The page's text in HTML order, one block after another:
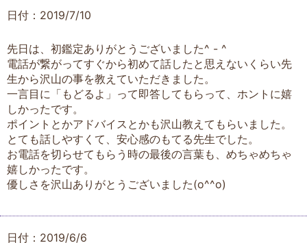
日付：2019/7/10
先日は、初鑑定ありがとうございました^ - ^
電話が繋がってすぐから初めて話したと思えないくらい先
生から沢山の事を教えていただきました。
一言目に「もどるよ」って即答してもらって、ホントに嬉
しかったです。
ポイントとかアドバイスとかも沢山教えてもらいました。
とても話しやすくて、安心感のもてる先生でした。
お電話を切らせてもらう時の最後の言葉も、めちゃめちゃ
嬉しかったです。
優しさを沢山ありがとうございました(o^^o)
日付：2019/6/6